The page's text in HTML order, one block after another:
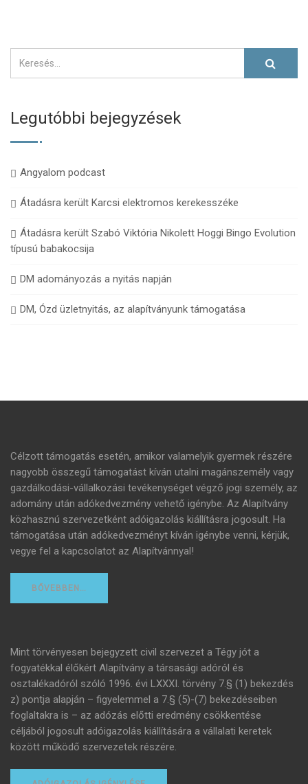
Legutóbbi bejegyzések
Angyalom podcast
Átadásra került Karcsi elektromos kerekesszéke
Átadásra került Szabó Viktória Nikolett Hoggi Bingo Evolution
típusú babakocsija
DM adományozás a nyitás napján
DM, Ózd üzletnyitás, az alapítványunk támogatása
Célzott támogatás esetén, amikor valamelyik gyermek részére
nagyobb összegű támogatást kíván utalni magánszemély vagy
gazdálkodási-vállalkozási tevékenységet végző jogi személy, az
adomány után adókedvezmény vehető igénybe. Az Alapítvány
közhasznú szervezetként adóigazolás kiállításra jogosult. Ha
támogatása után adókedvezményt kíván igénybe venni, kérjük,
vegye fel a kapcsolatot az Alapítvánnyal!
BŐVEBBEN…
Mint törvényesen bejegyzett civil szervezet a Tégy jót a
fogyatékkal élőkért Alapítvány a társasági adóról és
osztalékadóról szóló 1996. évi LXXXI. törvény 7.§ (1) bekezdés
z) pontja alapján – figyelemmel a 7.§ (5)-(7) bekezdéseiben
foglaltakra is – az adózás előtti eredmény csökkentése
céljából jogosult adóigazolás kiállítására a vállalati keretek
között működő szervezetek részére.